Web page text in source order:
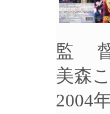
監 督
美森
2004